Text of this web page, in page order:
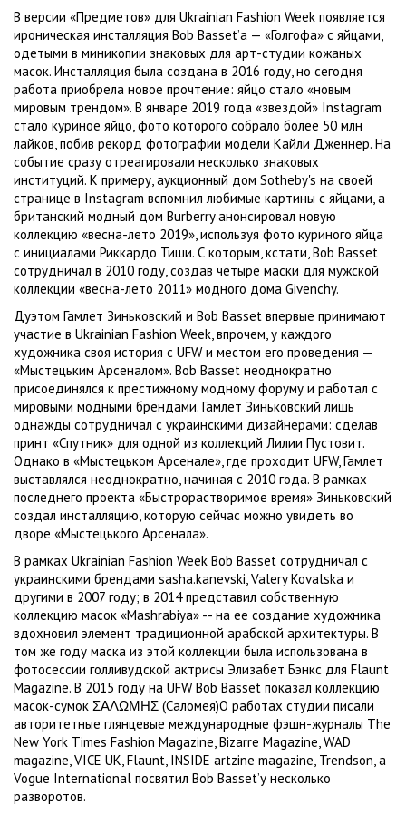
В версии «Предметов» для Ukrainian Fashion Week появляется
ироническая инсталляция Bob Basset’а — «Голгофа» с яйцами,
одетыми в миникопии знаковых для арт-студии кожаных
масок. Инсталляция была создана в 2016 году, но сегодня
работа приобрела новое прочтение: яйцо стало «новым
мировым трендом». В январе 2019 года «звездой» Instagram
стало куриное яйцо, фото которого собрало более 50 млн
лайков, побив рекорд фотографии модели Кайли Дженнер. На
событие сразу отреагировали несколько знаковых
институций. К примеру, аукционный дом Sotheby's на своей
странице в Instagram вспомнил любимые картины с яйцами, а
британский модный дом Burberry анонсировал новую
коллекцию «весна-лето 2019», используя фото куриного яйца
с инициалами Риккардо Тиши. С которым, кстати, Bob Basset
сотрудничал в 2010 году, создав четыре маски для мужской
коллекции «весна-лето 2011» модного дома Givenchy.
Дуэтом Гамлет Зиньковский и Bob Basset впервые принимают
участие в Ukrainian Fashion Week, впрочем, у каждого
художника своя история с UFW и местом его проведения —
«Мыстецьким Арсеналом». Bob Basset неоднократно
присоединялся к престижному модному форуму и работал с
мировыми модными брендами. Гамлет Зиньковский лишь
однажды сотрудничал с украинскими дизайнерами: сделав
принт «Спутник» для одной из коллекций Лилии Пустовит.
Однако в «Мыстецьком Арсенале», где проходит UFW, Гамлет
выставлялся неоднократно, начиная с 2010 года. В рамках
последнего проекта «Быстрорастворимое время» Зиньковский
создал инсталляцию, которую сейчас можно увидеть во
дворе «Мыстецького Арсенала».
В рамках Ukrainian Fashion Week Bob Basset сотрудничал с
украинскими брендами sasha.kanevski, Valery Kovalska и
другими в 2007 году; в 2014 представил собственную
коллекцию масок «Mashrabiya» -- на ее создание художника
вдохновил элемент традиционной арабской архитектуры. В
том же году маска из этой коллекции была использована в
фотосессии голливудской актрисы Элизабет Бэнкс для Flaunt
Magazine. В 2015 году на UFW Bob Basset показал коллекцию
масок-сумок ΣΑΛΩΜΗΣ (Саломея)О работах студии писали
авторитетные глянцевые международные фэшн-журналы The
New York Times Fashion Magazine, Bizarre Magazine, WAD
magazine, VICE UK, Flaunt, INSIDE artzine magazine, Trendson, а
Vogue International посвятил Bob Basset’у несколько
разворотов.